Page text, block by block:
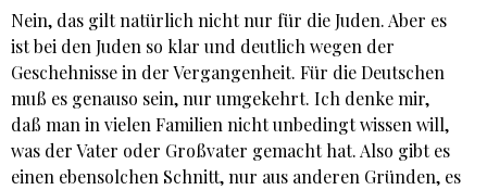
Nein, das gilt natürlich nicht nur für die Juden. Aber es
ist bei den Juden so klar und deutlich wegen der
Geschehnisse in der Vergangenheit. Für die Deutschen
muß es genauso sein, nur umgekehrt. Ich denke mir,
daß man in vielen Familien nicht unbedingt wissen will,
was der Vater oder Großvater gemacht hat. Also gibt es
einen ebensolchen Schnitt, nur aus anderen Gründen, es